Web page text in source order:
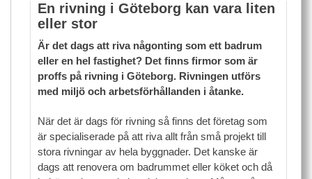
En rivning i Göteborg kan vara liten
eller stor
Är det dags att riva någonting som ett badrum
eller en hel fastighet? Det finns firmor som är
proffs på rivning i Göteborg. Rivningen utförs
med miljö och arbetsförhållanden i åtanke.
När det är dags för rivning så finns det företag som
är specialiserade på att riva allt från små projekt till
stora rivningar av hela byggnader. Det kanske är
dags att renovera om badrummet eller köket och då